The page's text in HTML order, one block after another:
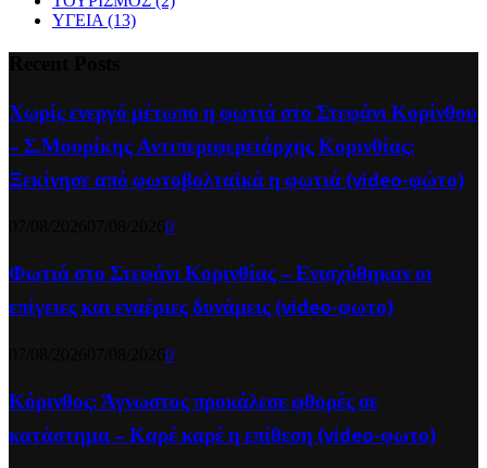
ΥΓΕΙΑ (13)
Χωρίς ενεργό μέτωπο η φωτιά στο Στεφάνι Κορίνθου
– Σ.Μουρίκης Αντιπεριφερειάρχης Κορινθίας:
Ξεκίνησε από φωτοβολταϊκά η φωτιά (video-φώτο)
0
Φωτιά στο Στεφάνι Κορινθίας – Ενισχύθηκαν οι
επίγειες και εναέριες δυνάμεις (video-φωτο)
0
Κόρινθος: Άγνωστος προκάλεσε φθορές σε
κατάστημα – Καρέ καρέ η επίθεση (video-φωτο)